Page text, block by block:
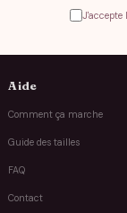
J'accepte
Aide
Comment ça marche
Guide des tailles
FAQ
Contact